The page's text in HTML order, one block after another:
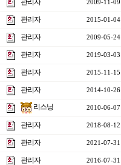
관리자 2009-11-09
관리자 2015-01-04
관리자 2009-05-24
관리자 2019-03-03
관리자 2015-11-15
관리자 2014-10-26
리스닝 2010-06-07
관리자 2018-08-12
관리자 2021-07-31
관리자 2016-07-31